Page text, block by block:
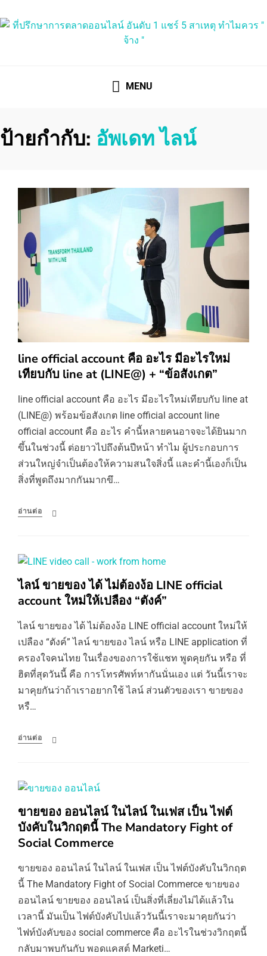
MENU
ป้ายกำกับ: อัพเดท ไลน์
line official account คือ อะไร มีอะไรใหม่
เทียบกับ line at (LINE@) + “ข้อสังเกต”
line official account คือ อะไร มีอะไรใหม่เทียบกับ line at
(LINE@) พร้อมข้อสังเกต line official account line
official account คือ อะไร คำนี้หลายคนอาจจะได้ยินมาก
ขึ้นในช่วงนี้ ต่อยาวไปถึงต้นปีหน้า ทำไม ผู้ประกอบการ
ส่วนใหญ่จำเป็นต้องให้ความสนใจสิ่งนี้ และคำนี้เองก็เป็น
สิ่งที่พูดถึงมากกันมากขึ…
อ่านต่อ
ไลน์ ขายของ ได้ ไม่ต้องง้อ LINE official
account ใหม่ให้เปลือง “ตังค์”
ไลน์ ขายของ ได้ ไม่ต้องง้อ LINE official account ใหม่ให้
เปลือง “ตังค์” ไลน์ ขายของ ไลน์ หรือ LINE application ที่
ครองใจคนไทย ในเรื่องของการใช้แชท พูดคุยกัน หรือ ที่
ฮิตที่สุดวันนี้ คือ การโทรศัพท์หากันนั่นเอง แต่ วันนี้เราจะ
มาคุยกันว่าถ้าเราอยากใช้ ไลน์ ส่วนตัวของเรา ขายของ
หรื…
อ่านต่อ
ขายของ ออนไลน์ ในไลน์ ในเฟส เป็น ไฟต์
บังคับในวิกฤตนี้ The Mandatory Fight of
Social Commerce
ขายของ ออนไลน์ ในไลน์ ในเฟส เป็น ไฟต์บังคับในวิกฤต
นี้ The Mandatory Fight of Social Commerce ขายของ
ออนไลน์ ขายของ ออนไลน์ เป็นสิ่งที่เลี่ยงไม่ได้แล้วใน
เวลานี้ มันเป็น ไฟต์บังคับไปแล้ววันนี้เราจะมาคุยกันว่า
ไฟท์บังคับของ social commerce คือ อะไรในช่วงวิกฤตนี้
กลับมาพบกันกับ พอดแคสต์ Marketi…